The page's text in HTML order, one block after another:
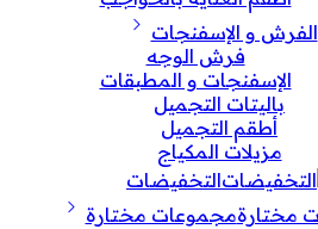
الفرش و الإسفنجات
فرش الوجه
الإسفنجات و المطبقات
باليتات التجميل
أطقم التجميل
مزيلات المكياج
التخفيضات
مجموعات مختارة